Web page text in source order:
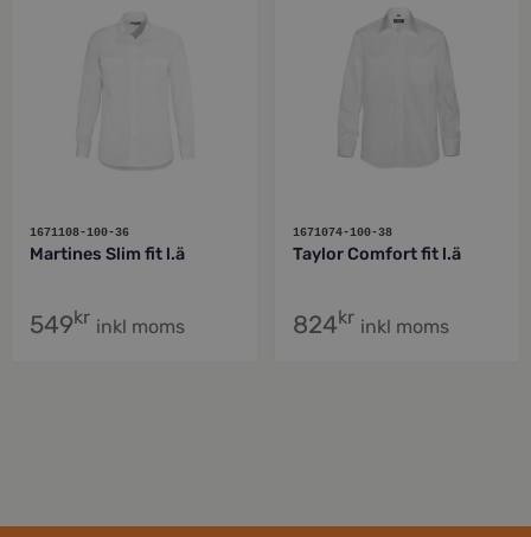
1671108-100-36
Martines Slim fit l.ä
549kr inkl moms
1671074-100-38
Taylor Comfort fit l.ä
824kr inkl moms